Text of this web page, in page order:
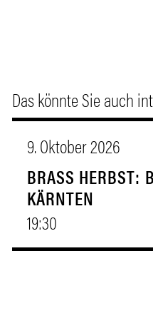
Das könnte Sie auch
9. Oktober 2026
BRASS HERBST:
KÄRNTEN
19:30